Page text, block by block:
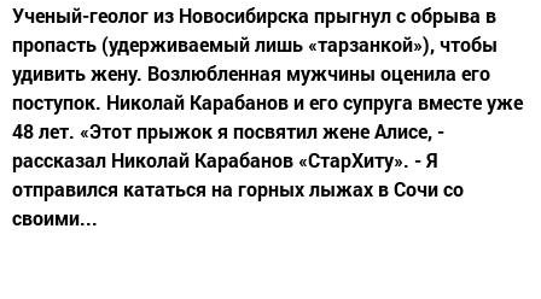
Ученый-геолог из Новосибирска прыгнул с обрыва в
пропасть (удерживаемый лишь «тарзанкой»), чтобы
удивить жену. Возлюбленная мужчины оценила его
поступок. Николай Карабанов и его супруга вместе уже
48 лет. «Этот прыжок я посвятил жене Алисе, -
рассказал Николай Карабанов «СтарХиту». - Я
отправился кататься на горных лыжах в Сочи со
своими...